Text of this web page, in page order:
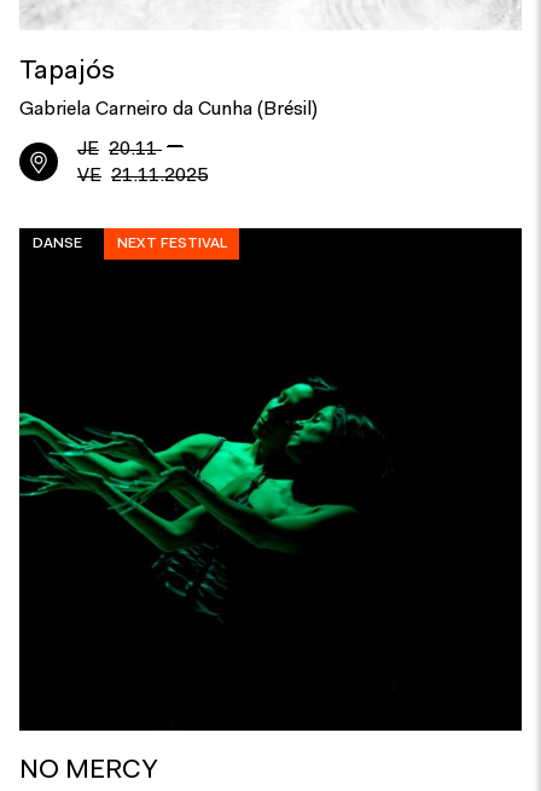
Tapajós
Gabriela Carneiro da Cunha (Brésil)
JE 20.11 —
VE 21.11.2025
DANSE NEXT FESTIVAL
NO MERCY